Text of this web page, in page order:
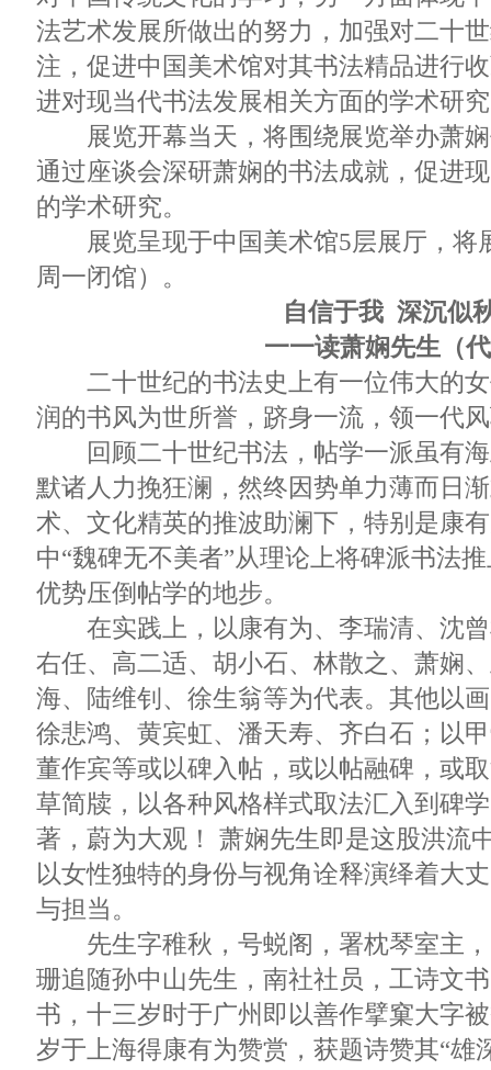
法艺术发展所做出的努力，加强对二十
注，促进中国美术馆对其书法精品进行
进对现当代书法发展相关方面的学术研
展览开幕当天，将围绕展览举办萧娴
通过座谈会深研萧娴的书法成就，促进
的学术研究。
展览呈现于中国美术馆5层展厅，将
周一闭馆）。
自信于我 深沉似
一一读萧娴先生（代
二十世纪的书法史上有一位伟大的女
润的书风为世所誉，跻身一流，领一代
回顾二十世纪书法，帖学一派虽有海
默诸人力挽狂澜，然终因势单力薄而日
术、文化精英的推波助澜下，特别是康
中“魏碑无不美者”从理论上将碑派书法
优势压倒帖学的地步。
在实践上，以康有为、李瑞清、沈曾
右任、高二适、胡小石、林散之、萧娴
海、陆维钊、徐生翁等为代表。其他以
徐悲鸿、黄宾虹、潘天寿、齐白石；以
董作宾等或以碑入帖，或以帖融碑，或
草简牍，以各种风格样式取法汇入到碑
著，蔚为大观！ 萧娴先生即是这股洪流
以女性独特的身份与视角诠释演绎着大
与担当。
先生字稚秋，号蜕阁，署枕琴室主，
珊追随孙中山先生，南社社员，工诗文
书，十三岁时于广州即以善作擘窠大字
岁于上海得康有为赞赏，获题诗赞其“雄